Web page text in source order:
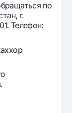
по
г.
Телефон: